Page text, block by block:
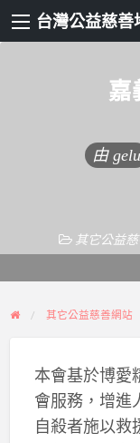
台灣公益慈善
嘉
由 gelu
其它公益
其它公益慈善網站
本會基於博愛
會服務，增進
自殺者施以救